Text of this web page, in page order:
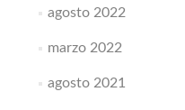
agosto 2022
marzo 2022
agosto 2021